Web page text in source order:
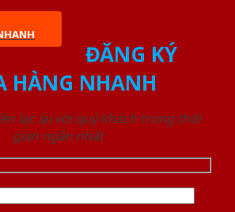
ĐĂNG KÝ
HÀNG NHANH
lạc lại với quý khách trong thời
gian ngắn nhất